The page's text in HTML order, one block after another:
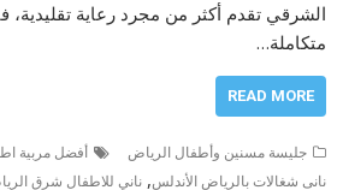
الشرقي تقدم أكثر من مجرد رعاية
متكاملة…
READ MORE
جليسة مسنين وأطفال الرياض أفضل مربية
نانى شغالات بالرياض الأندلس,ناني للاطفال شرق